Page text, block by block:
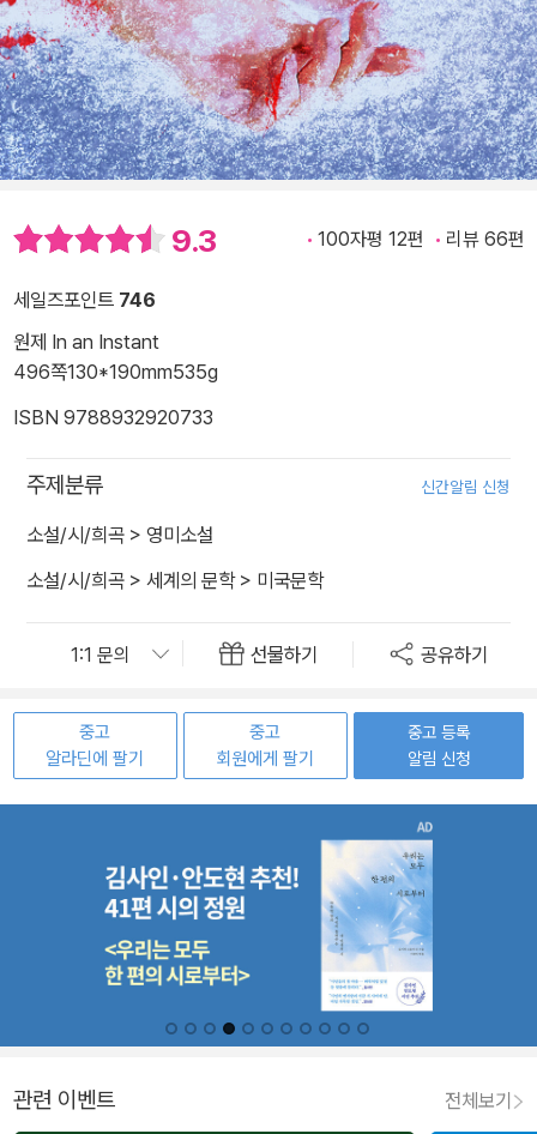
9.3 100자평 12편 리뷰 66편
세일즈포인트 746
원제 In an Instant
496쪽130*190mm535g
ISBN 9788932920733
주제분류 신간알림 신청
소설/시/희곡 > 영미소설
소설/시/희곡 > 세계의 문학> 미국문학
선물하기 공유하기
중고
알라딘에 팔기
중고
회원에게 팔기
중고 등록
알림 신청
관련 이벤트 전체보기